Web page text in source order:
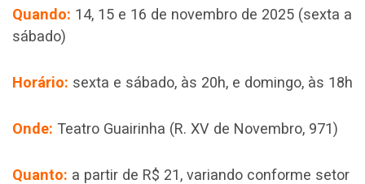
Quando: 14, 15 e 16 de novembro de 2025 (sexta a
sábado)
Horário: sexta e sábado, às 20h, e domingo, às 18h
Onde: Teatro Guairinha (R. XV de Novembro, 971)
Quanto: a partir de R$ 21, variando conforme setor